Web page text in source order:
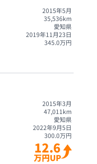
2015年5月
35,536km
愛知県
2019年11月23日
345.0万円
2015年3月
47,011 km
愛知県
2022年9月5日
300.0万円
12.6
万円UP